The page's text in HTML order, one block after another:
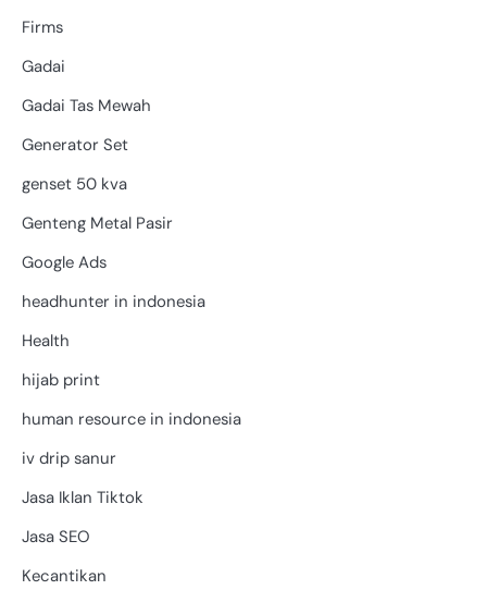
Firms
Gadai
Gadai Tas Mewah
Generator Set
genset 50 kva
Genteng Metal Pasir
Google Ads
headhunter in indonesia
Health
hijab print
human resource in indonesia
iv drip sanur
Jasa Iklan Tiktok
Jasa SEO
Kecantikan